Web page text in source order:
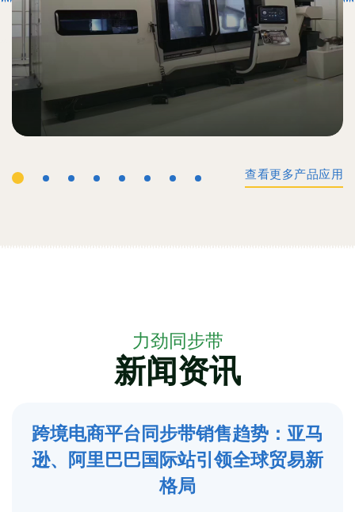
查看更多产品应用
力劲同步带
新闻资讯
5
2025-3
跨境电商平台同步带销售趋势：亚马
逊、阿里巴巴国际站引领全球贸易新
格局